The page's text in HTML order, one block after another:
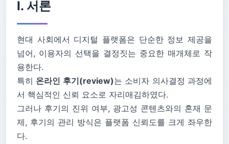
Ⅰ. 서론
현대 사회에서 디지털 플랫폼은 단순한 정보 제공을
넘어, 이용자의 선택을 결정짓는 중요한 매개체로 작
용한다.
특히 온라인 후기(review)는 소비자 의사결정 과정에
서 핵심적인 신뢰 요소로 자리매김하였다.
그러나 후기의 진위 여부, 광고성 콘텐츠와의 혼재 문
제, 후기의 관리 방식은 플랫폼 신뢰도를 크게 좌우한
다.